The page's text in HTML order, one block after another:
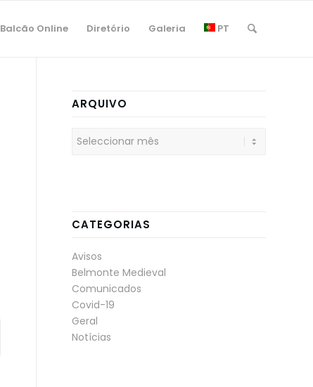
Balcão Online Diretório Galeria PT
ARQUIVO
CATEGORIAS
Avisos
Belmonte Medieval
Comunicados
Covid-19
Geral
Notícias